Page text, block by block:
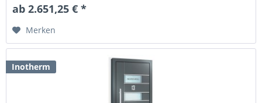
ab 2.651,25 € *
Merken
Inotherm